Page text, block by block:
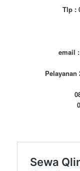
Tlp :
email